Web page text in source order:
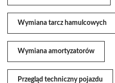
Wymiana tarcz hamulcowych
Wymiana amortyzatorów
Przegląd techniczny pojazdu